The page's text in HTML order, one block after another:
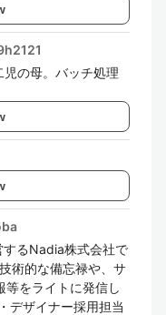
の母。バッチ処理
るNadia株式会社で
術的な備忘禄や、サ
等をライトに発信し
デザイナー採用担当